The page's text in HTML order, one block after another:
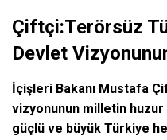
Çiftçi:Terörsüz
Devlet
İçişleri Bakanı Mustafa
vizyonunun milletin
güçlü ve büyük Türkiye